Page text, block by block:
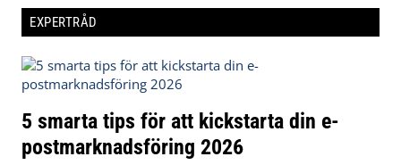
EXPERTRÅD
5 smarta tips för att kickstarta din e-
postmarknadsföring 2026